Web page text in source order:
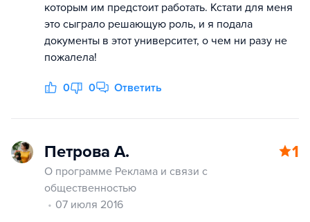
которым им предстоит работать. Кстати для меня
это сыграло решающую роль, и я подала
документы в этот университет, о чем ни разу не
пожалела!
0 0 Ответить
Петрова А. 1
О программе Реклама и связи с
общественностью
07 июля 2016